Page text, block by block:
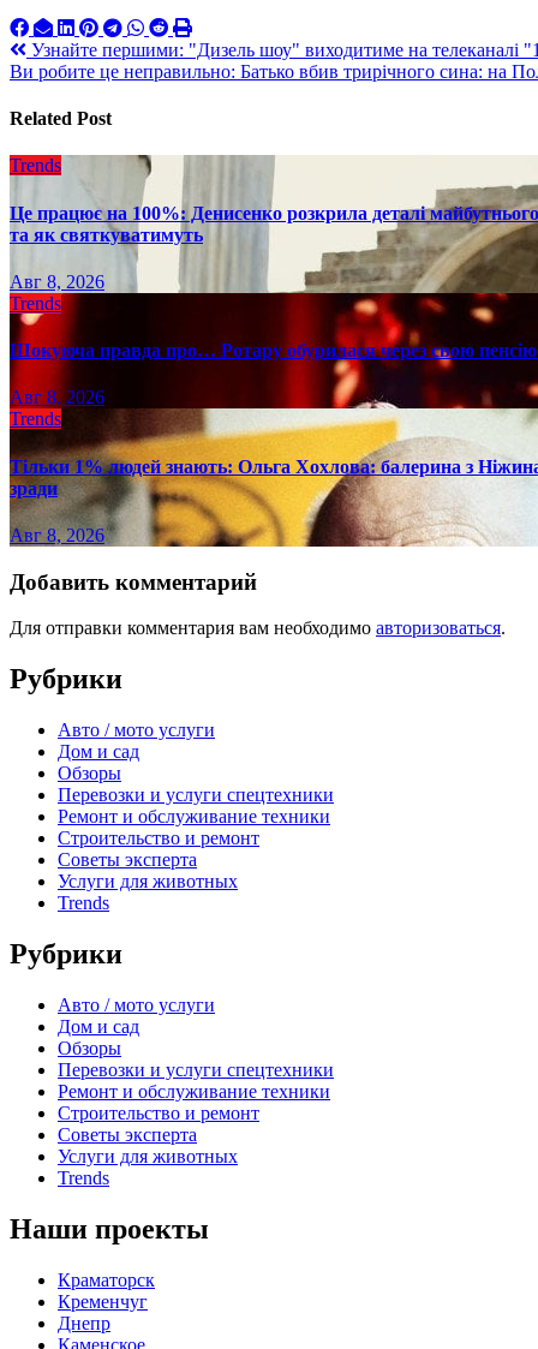
Навигация
по
записям
Узнайте першими: "Дизель шоу" виходитиме на телеканалі
Ви робите це неправильно: Батько вбив трирічного сина: на
Related Post
Trends
Це працює на 100%: Денисенко розкрила деталі майбутнього
та як святкуватимуть
Авг 8, 2026
Trends
Шокуюча правда про… Ротару обурилася через свою
Авг 8, 2026
Trends
Тільки 1% людей знають: Ольга Хохлова: балерина з
зради
Авг 8, 2026
Добавить комментарий
Для отправки комментария вам необходимо авторизоваться.
Рубрики
Авто / мото услуги
Дом и сад
Обзоры
Перевозки и услуги спецтехники
Ремонт и обслуживание техники
Строительство и ремонт
Советы эксперта
Услуги для животных
Trends
Рубрики
Авто / мото услуги
Дом и сад
Обзоры
Перевозки и услуги спецтехники
Ремонт и обслуживание техники
Строительство и ремонт
Советы эксперта
Услуги для животных
Trends
Наши проекты
Краматорск
Кременчуг
Днепр
Каменское